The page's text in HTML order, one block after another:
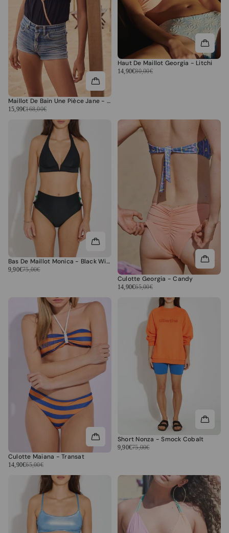
Maillot De Bain Une Pièce Jane - Black
15,99€168,00€
Haut De Maillot Georgia - Litchi
14,90€80,00€
Bas De Maillot Monica - Black Wimbedon
9,90€75,00€
Culotte Georgia - Candy
14,90€65,00€
Culotte Maiana - Transat
14,90€65,00€
Short Nonza - Smock Cobalt
9,90€75,00€